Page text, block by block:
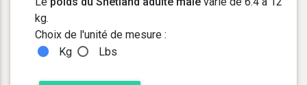
kg.
Choix de l'unité de mesure :
Kg
Lbs